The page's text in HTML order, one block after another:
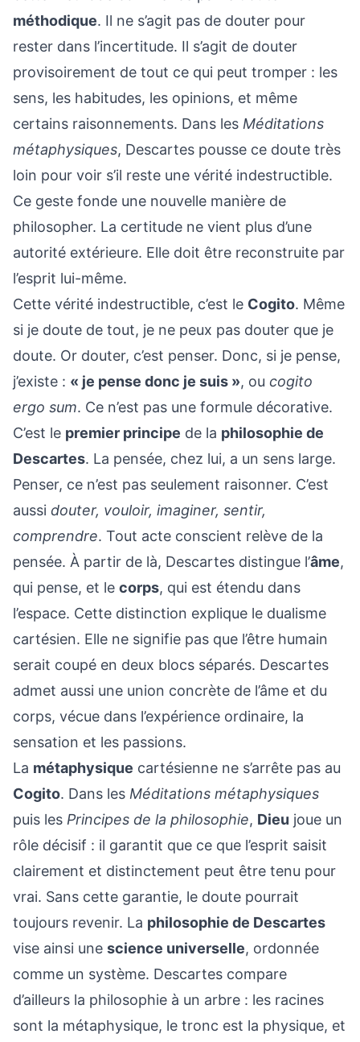
méthodique. Il ne s’agit pas de douter pour
rester dans l’incertitude. Il s’agit de douter
provisoirement de tout ce qui peut tromper : les
sens, les habitudes, les opinions, et même
certains raisonnements. Dans les Méditations
métaphysiques, Descartes pousse ce doute très
loin pour voir s’il reste une vérité indestructible.
Ce geste fonde une nouvelle manière de
philosopher. La certitude ne vient plus d’une
autorité extérieure. Elle doit être reconstruite par
l’esprit lui-même.
Cette vérité indestructible, c’est le Cogito. Même
si je doute de tout, je ne peux pas douter que je
doute. Or douter, c’est penser. Donc, si je pense,
j’existe : « je pense donc je suis », ou cogito
ergo sum. Ce n’est pas une formule décorative.
C’est le premier principe de la philosophie de
Descartes. La pensée, chez lui, a un sens large.
Penser, ce n’est pas seulement raisonner. C’est
aussi douter, vouloir, imaginer, sentir,
comprendre. Tout acte conscient relève de la
pensée. À partir de là, Descartes distingue l’âme,
qui pense, et le corps, qui est étendu dans
l’espace. Cette distinction explique le dualisme
cartésien. Elle ne signifie pas que l’être humain
serait coupé en deux blocs séparés. Descartes
admet aussi une union concrète de l’âme et du
corps, vécue dans l’expérience ordinaire, la
sensation et les passions.
La métaphysique cartésienne ne s’arrête pas au
Cogito. Dans les Méditations métaphysiques
puis les Principes de la philosophie, Dieu joue un
rôle décisif : il garantit que ce que l’esprit saisit
clairement et distinctement peut être tenu pour
vrai. Sans cette garantie, le doute pourrait
toujours revenir. La philosophie de Descartes
vise ainsi une science universelle, ordonnée
comme un système. Descartes compare
d’ailleurs la philosophie à un arbre : les racines
sont la métaphysique, le tronc est la physique, et